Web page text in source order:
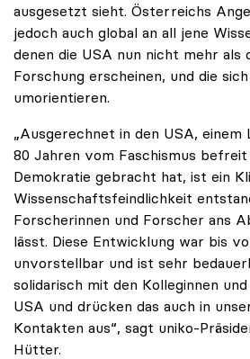
ausgesetzt sieht. Österreichs
jedoch auch global an all jene
denen die USA nun nicht mehr als
Forschung erscheinen, und die
umorientieren.
„Ausgerechnet in den USA, einem
80 Jahren vom Faschismus befreit
Demokratie gebracht hat, ist ein
Wissenschaftsfeindlichkeit
Forscherinnen und Forscher ans
lässt. Diese Entwicklung war bis
unvorstellbar und ist sehr
solidarisch mit den Kolleginnen
USA und drücken das auch in
Kontakten aus“, sagt uniko-
Hütter.